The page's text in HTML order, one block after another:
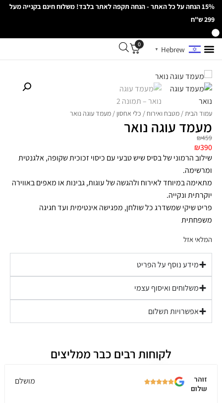
15% הנחה על כל האתר - הנחה תקפה לאתר בלבד! משלוח חינם בקנייה מעל
299 ש"ח
Hebrew
▼
0
עמוד הבית/ מטבח ואירוח / כלי אחסון / מעמד עוגה נואר
מעמד עוגה נואר
₪459
₪390
שילוב הרמוני של בסיס שיש טבעי עם כיסוי זכוכית שקופה, אלגנטית
ומרשימה.
מתאימה במיוחד לאירוח ולהגשה של עוגות, גבינות או מאפים באווירה
יוקרתית ונקייה.
פריט שיקי שמשדרג כל שולחן, מפגישה אינטימית ועד חגיגה
משפחתית
המלאי אזל
מידע נוסף על הפריט
משלוחים ואיסוף עצמי
אפשרויות תשלום
לקוחות רבים כבר ממליצים
זוהר
שלום
מושלם